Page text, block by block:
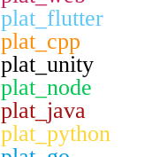
plat_flutter
plat_cpp
plat_unity
plat_node
plat_java
plat_python